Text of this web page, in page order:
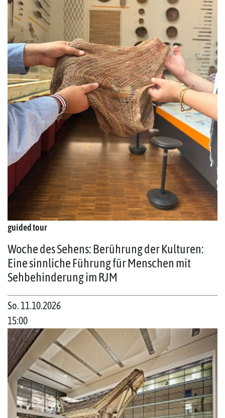
guided tour
Woche des Sehens: Berührung der Kulturen:
Eine sinnliche Führung für Menschen mit
Sehbehinderung im RJM
So. 11.10.2026
15:00